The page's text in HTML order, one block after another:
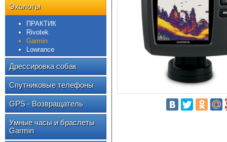
Эхолоты
ПРАКТИК
Rivotek
Garmin
Lowrance
Дрессировка собак
Спутниковые телефоны
GPS - Возвращатель
Умные часы и браслеты
Garmin